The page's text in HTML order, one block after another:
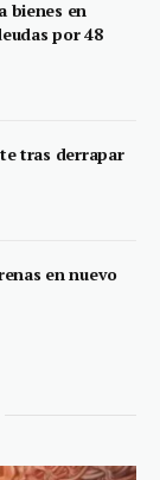
bienes en
por 48
tras derrapar
en nuevo